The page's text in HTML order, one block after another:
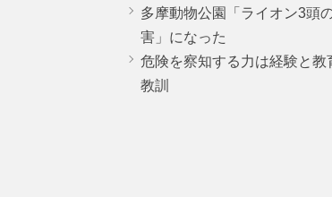
多摩動物公園「ライオン3頭
害」になった
危険を察知する力は経験と
教訓